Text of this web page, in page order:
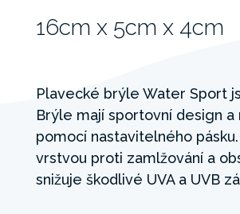
16cm x 5cm x 4cm
Plavecké brýle Water Sport
Brýle mají sportovní design
pomocí nastavitelného
vrstvou proti zamlžování a
snižuje škodlivé UVA a UVB